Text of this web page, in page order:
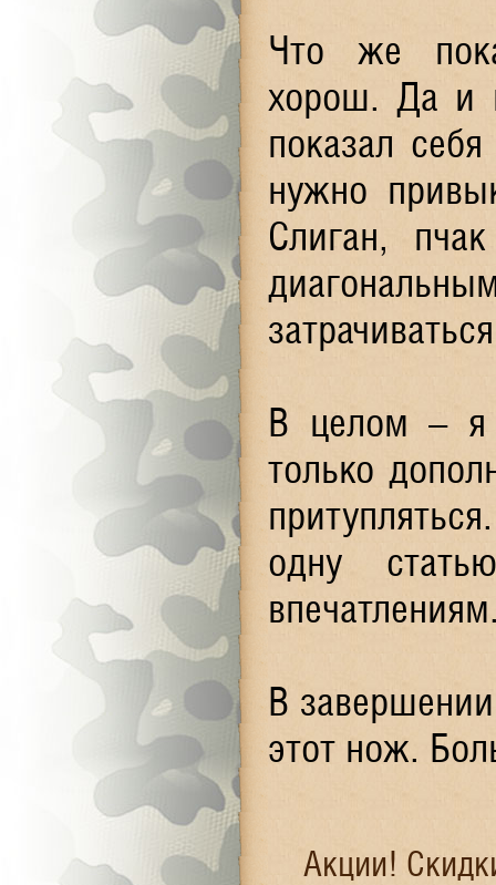
Что же
хорош. Да и
показал
нужно
Слиган,
В целом – я
только
одну
В
этот нож.
Акции!